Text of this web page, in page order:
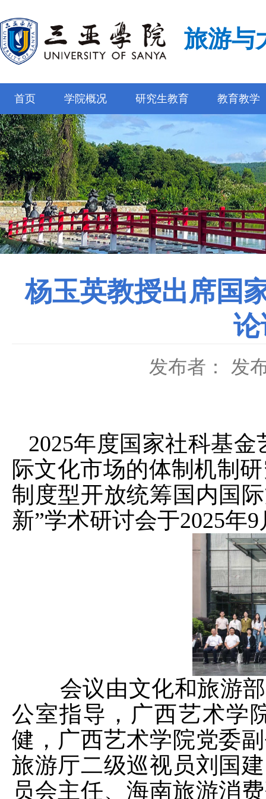
旅游与
首页 学院概况 研究生教育 教育教学
杨玉英教授出席国
发布者： 发
2025年度国家社科基金
际文化市场的体制机制
制度型开放统筹国内国
新”学术研讨会于2025年9
会议由文化和旅游
公室指导，广西艺术学
健，广西艺术学院党委
旅游厅二级巡视员刘国
员会主任、海南旅游消